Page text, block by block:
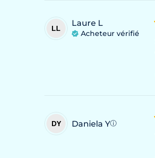
LL
Laure L
Acheteur vérifié
DY Daniela Yⓘ